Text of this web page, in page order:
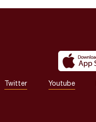
Twitter Youtube